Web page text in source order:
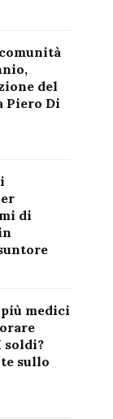
del
Piero Di
di
medici
soldi?
sullo